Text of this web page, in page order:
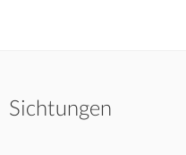
Sichtungen